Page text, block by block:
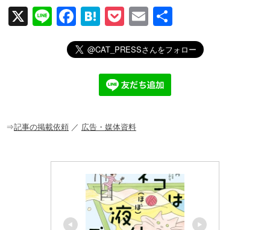
X
Li
F
a
c
o
H
at
e
n
a
P
o
ck
et
E
m
ail
有
⇒記事の掲載依頼 ／ 広告・媒体資料